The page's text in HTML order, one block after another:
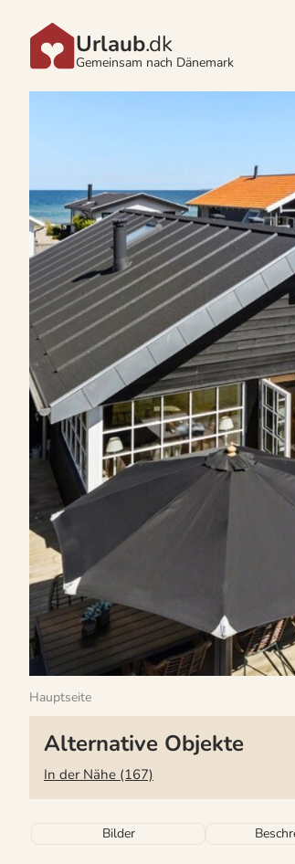
Urlaub.dk
Gemeinsam nach Dänemark
Hauptseite
Alternative Objekte
In der Nähe (167)
Bilder